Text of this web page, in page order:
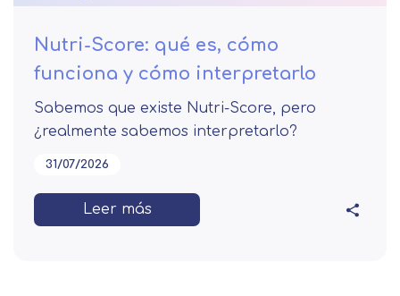
Nutri-Score: qué es, cómo
funciona y cómo interpretarlo
Sabemos que existe Nutri-Score, pero
¿realmente sabemos interpretarlo?
31/07/2026
Leer más